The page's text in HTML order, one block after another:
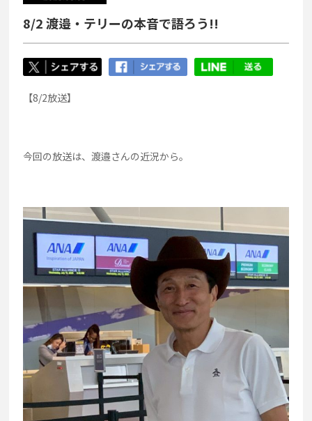
8/2 渡邉・テリーの本音で語ろう!!
【8/2放送】
今回の放送は、渡邉さんの近況から。